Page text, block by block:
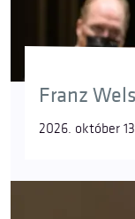
Franz
2026. október